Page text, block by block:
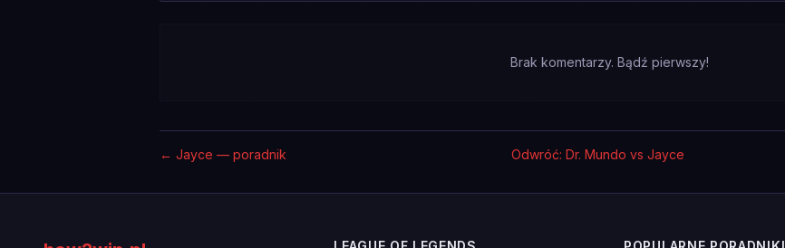
Brak komentarzy. Bądź pierwszy!
← Jayce — poradnik Odwróć: Dr. Mundo vs Jayce